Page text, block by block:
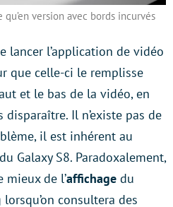
qu’en version avec bords incurvés
lancer l’application de vidéo
que celle-ci le remplisse
et le bas de la vidéo, en
Il n’existe pas de
il est inhérent au
Galaxy S8. Paradoxalement,
de l’affichage du
consultera des